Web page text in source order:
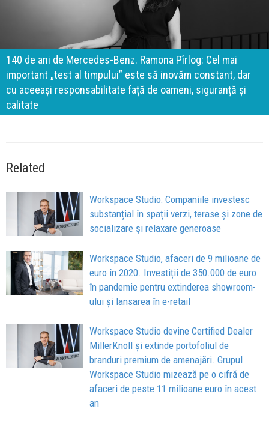
140 de ani de Mercedes-Benz. Ramona Pîrlog: Cel mai
important „test al timpului” este să inovăm constant, dar
cu aceeași responsabilitate față de oameni, siguranță și
calitate
Related
Workspace Studio: Companiile investesc
substanțial în spații verzi, terase și zone de
socializare și relaxare generoase
Workspace Studio, afaceri de 9 milioane de
euro în 2020. Investiții de 350.000 de euro
în pandemie pentru extinderea showroom-
ului și lansarea în e-retail
Workspace Studio devine Certified Dealer
MillerKnoll și extinde portofoliul de
branduri premium de amenajări. Grupul
Workspace Studio mizează pe o cifră de
afaceri de peste 11 milioane euro în acest
an